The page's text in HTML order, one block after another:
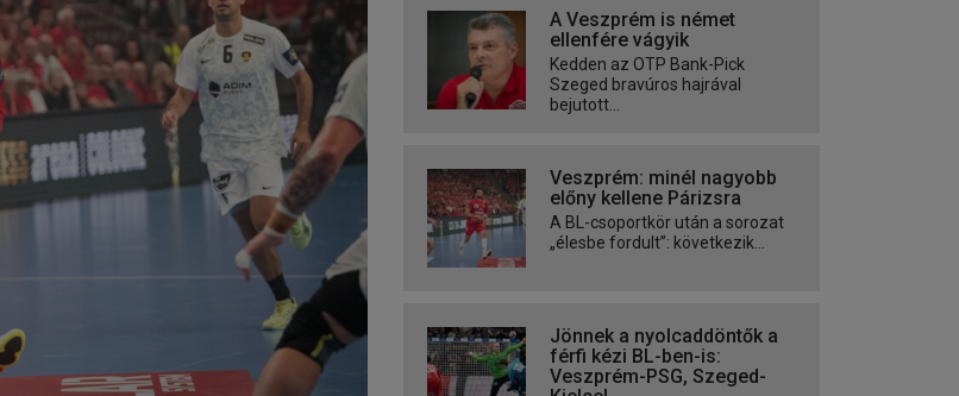
A Veszprém is német
ellenfére vágyik
Kedden az OTP Bank-Pick
Szeged bravúros hajrával
bejutott...
Veszprém: minél nagyobb
előny kellene Párizsra
A BL-csoportkör után a sorozat
„élesbe fordult”: következik...
Jönnek a nyolcaddöntők a
férfi kézi BL-ben-is:
Veszprém-PSG, Szeged-